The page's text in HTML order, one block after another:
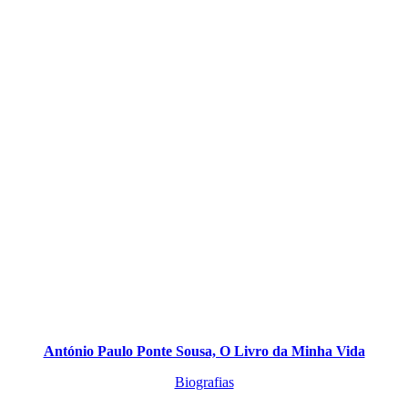
António Paulo Ponte Sousa, O Livro da Minha Vida
Biografias